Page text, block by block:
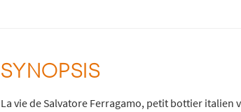
SYNOPSIS
La vie de Salvatore Ferragamo, petit bottier italien